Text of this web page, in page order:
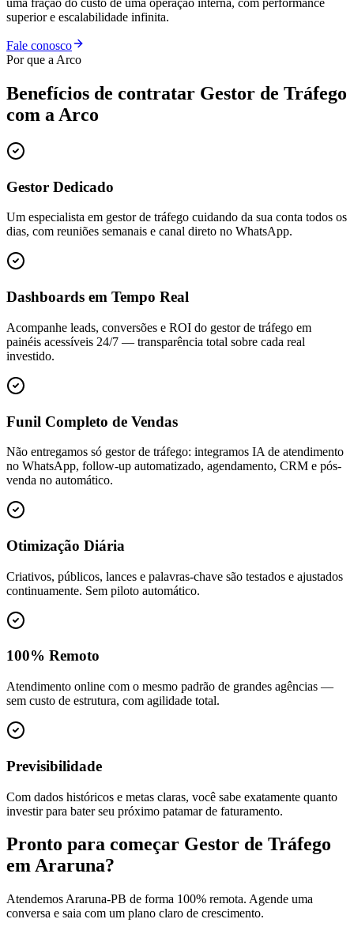
uma fração do custo de uma operação interna, com performance
superior e escalabilidade infinita.
Fale conosco
Por que a Arco
Benefícios de contratar Gestor de Tráfego
com a Arco
Gestor Dedicado
Um especialista em gestor de tráfego cuidando da sua conta todos os
dias, com reuniões semanais e canal direto no WhatsApp.
Dashboards em Tempo Real
Acompanhe leads, conversões e ROI do gestor de tráfego em
painéis acessíveis 24/7 — transparência total sobre cada real
investido.
Funil Completo de Vendas
Não entregamos só gestor de tráfego: integramos IA de atendimento
no WhatsApp, follow-up automatizado, agendamento, CRM e pós-
venda no automático.
Otimização Diária
Criativos, públicos, lances e palavras-chave são testados e ajustados
continuamente. Sem piloto automático.
100% Remoto
Atendimento online com o mesmo padrão de grandes agências —
sem custo de estrutura, com agilidade total.
Previsibilidade
Com dados históricos e metas claras, você sabe exatamente quanto
investir para bater seu próximo patamar de faturamento.
Pronto para começar Gestor de Tráfego
emAraruna?
Atendemos Araruna-PB de forma 100% remota. Agende uma
conversa e saia com um plano claro de crescimento.